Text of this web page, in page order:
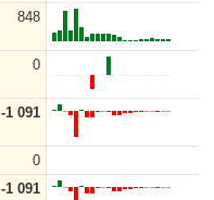
848
0
-1 091
0
-1 091